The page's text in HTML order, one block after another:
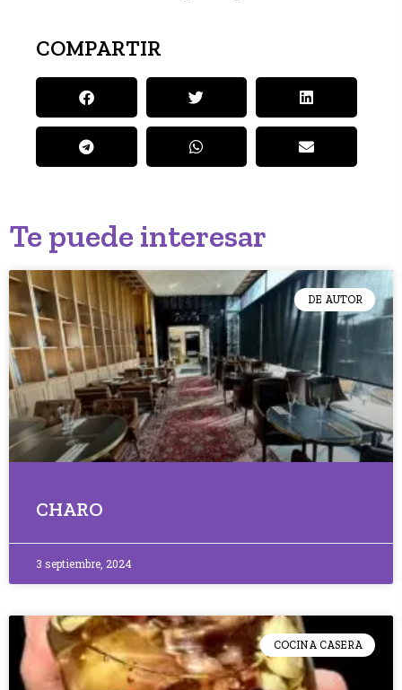
COMPARTIR
Te puede interesar
DE AUTOR
CHARO
3 septiembre, 2024
COCINA CASERA